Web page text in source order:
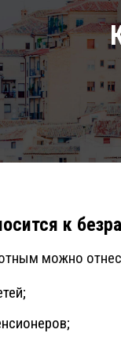
к
можно